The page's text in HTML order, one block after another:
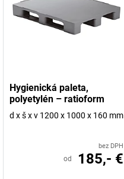
Hygienická paleta,
polyetylén – ratioform
d x š x v 1200 x 1000 x 160 mm
bez DPH
od 185,- €